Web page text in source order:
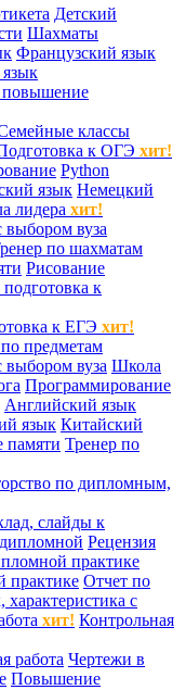
Детский
Шахматы
Французский язык
повышение
классы
к ОГЭ хит!
Python
язык Немецкий
лидера хит!
вуза
по шахматам
Рисование
к
к ЕГЭ хит!
предметам
вуза Школа
Программирование
Английский язык
язык Китайский
памяти Тренер по
по дипломным,
слайды к
Рецензия
практике
практике Отчет по
характеристика с
хит! Контрольная
работа Чертежи в
Повышение